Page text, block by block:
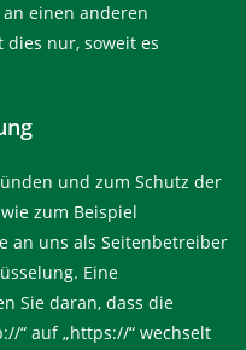
einen anderen
nur, soweit es
und zum Schutz der
zum Beispiel
an uns als Seitenbetreiber
Eine
Sie daran, dass die
“ auf „https://“ wechselt